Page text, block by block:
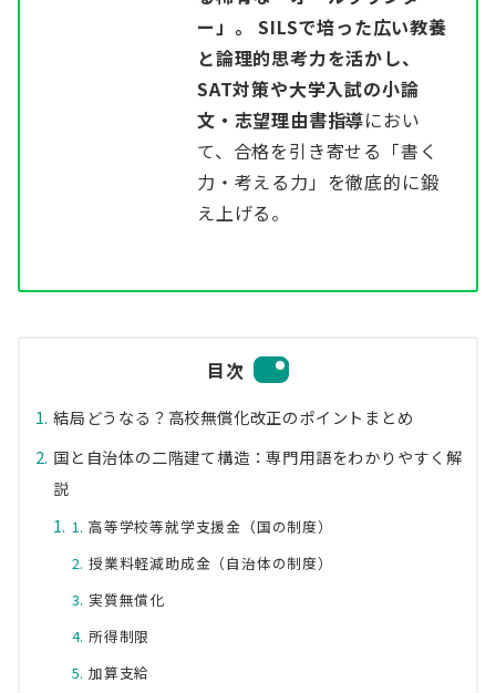
ー」。 SILSで培った広い教養
と論理的思考力を活かし、
SAT対策や大学入試の小論
文・志望理由書指導におい
て、合格を引き寄せる「書く
力・考える力」を徹底的に鍛
え上げる。
目次
結局どうなる？高校無償化改正のポイントまとめ
国と自治体の二階建て構造：専門用語をわかりやすく解
説
高等学校等就学支援金（国の制度）
授業料軽減助成金（自治体の制度）
実質無償化
所得制限
加算支給